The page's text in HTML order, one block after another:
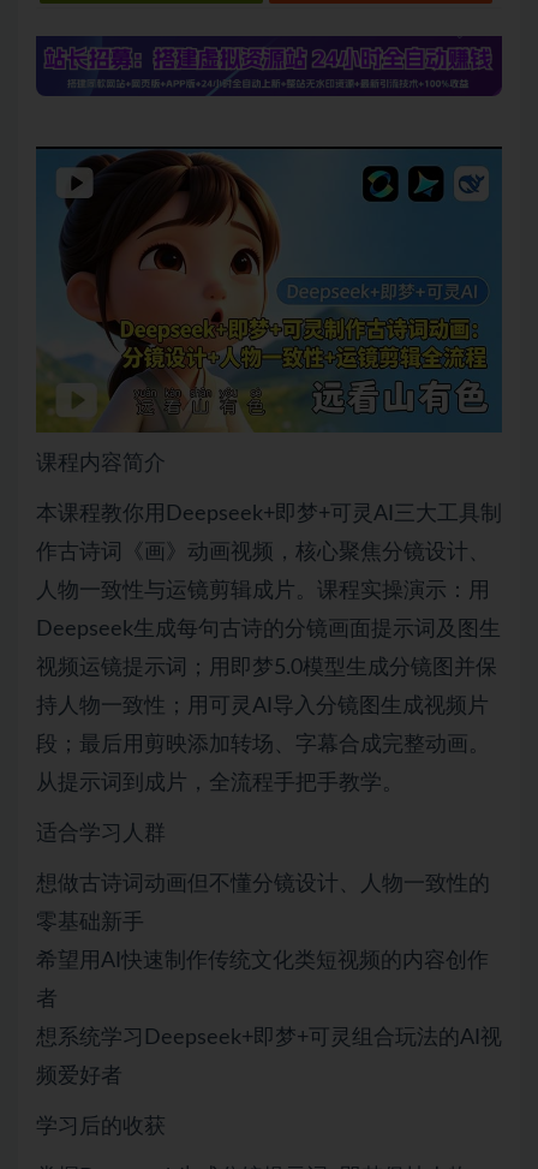
课程内容简介
本课程教你用Deepseek+即梦+可灵AI三大工具制
作古诗词《画》动画视频，核心聚焦分镜设计、
人物一致性与运镜剪辑成片。课程实操演示：用
Deepseek生成每句古诗的分镜画面提示词及图生
视频运镜提示词；用即梦5.0模型生成分镜图并保
持人物一致性；用可灵AI导入分镜图生成视频片
段；最后用剪映添加转场、字幕合成完整动画。
从提示词到成片，全流程手把手教学。
适合学习人群
想做古诗词动画但不懂分镜设计、人物一致性的
零基础新手
希望用AI快速制作传统文化类短视频的内容创作
者
想系统学习Deepseek+即梦+可灵组合玩法的AI视
频爱好者
学习后的收获